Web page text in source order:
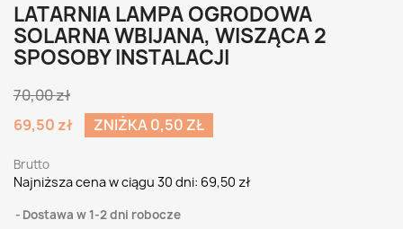
LATARNIA LAMPA OGRODOWA
SOLARNA WBIJANA, WISZĄCA 2
SPOSOBY INSTALACJI
70,00 zł
69,50 zł
ZNIŻKA 0,50 ZŁ
Brutto
Najniższa cena w ciągu 30 dni: 69,50 zł
Dostawa w 1-2 dni robocze